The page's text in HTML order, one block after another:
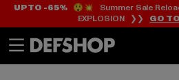
UP TO -65%😲💥 Summer Sale
EXPLOSION ❯❯ GO